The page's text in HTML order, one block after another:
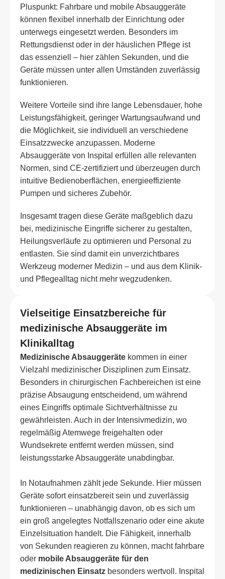
Pluspunkt: Fahrbare und mobile Absauggeräte
können flexibel innerhalb der Einrichtung oder
unterwegs eingesetzt werden. Besonders im
Rettungsdienst oder in der häuslichen Pflege ist
das essenziell – hier zählen Sekunden, und die
Geräte müssen unter allen Umständen zuverlässig
funktionieren.
Weitere Vorteile sind ihre lange Lebensdauer, hohe
Leistungsfähigkeit, geringer Wartungsaufwand und
die Möglichkeit, sie individuell an verschiedene
Einsatzzwecke anzupassen. Moderne
Absauggeräte von Inspital erfüllen alle relevanten
Normen, sind CE-zertifiziert und überzeugen durch
intuitive Bedienoberflächen, energieeffiziente
Pumpen und sicheres Zubehör.
Insgesamt tragen diese Geräte maßgeblich dazu
bei, medizinische Eingriffe sicherer zu gestalten,
Heilungsverläufe zu optimieren und Personal zu
entlasten. Sie sind damit ein unverzichtbares
Werkzeug moderner Medizin – und aus dem Klinik-
und Pflegealltag nicht mehr wegzudenken.
Vielseitige Einsatzbereiche für
medizinische Absauggeräte im
Klinikalltag
Medizinische Absauggeräte kommen in einer
Vielzahl medizinischer Disziplinen zum Einsatz.
Besonders in chirurgischen Fachbereichen ist eine
präzise Absaugung entscheidend, um während
eines Eingriffs optimale Sichtverhältnisse zu
gewährleisten. Auch in der Intensivmedizin, wo
regelmäßig Atemwege freigehalten oder
Wundsekrete entfernt werden müssen, sind
leistungsstarke Absauggeräte unabdingbar.
In Notaufnahmen zählt jede Sekunde. Hier müssen
Geräte sofort einsatzbereit sein und zuverlässig
funktionieren – unabhängig davon, ob es sich um
ein groß angelegtes Notfallszenario oder eine akute
Einzelsituation handelt. Die Fähigkeit, innerhalb
von Sekunden reagieren zu können, macht fahrbare
oder mobile Absauggeräte für den
medizinischen Einsatz besonders wertvoll. Inspital